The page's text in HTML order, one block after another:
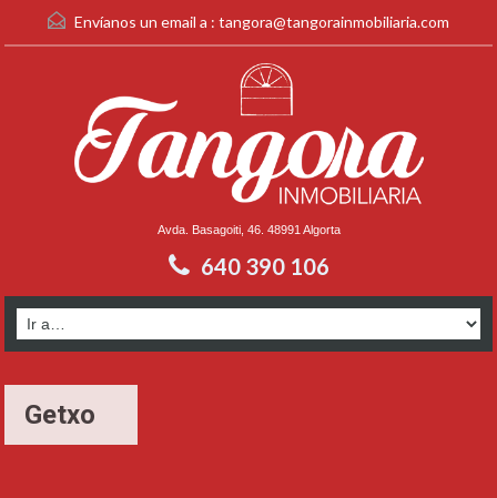
Envíanos un email a : tangora@tangorainmobiliaria.com
Avda. Basagoiti, 46. 48991 Algorta
640 390 106
Getxo